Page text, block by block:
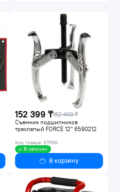
152 399 ₸152 400 ₸
Съемник подшипников
трехлапый FORCE 12" 6590212
Код товара: 57568
В наличии
В корзину